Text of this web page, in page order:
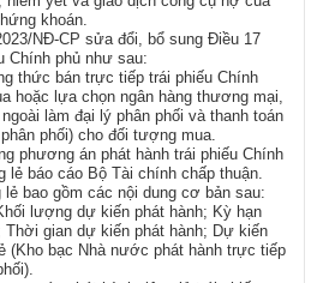
khoán.
NĐ-CP sửa đổi, bổ sung Điều 17
Chính phủ như sau:
thức bán trực tiếp trái phiếu Chính
hoặc lựa chọn ngân hàng thương mại,
làm đại lý phân phối và thanh toán
phối) cho đối tượng mua.
phương án phát hành trái phiếu Chính
lẻ báo cáo Bộ Tài chính chấp thuận.
bao gồm các nội dung cơ bản sau:
lượng dự kiến phát hành; Kỳ hạn
gian dự kiến phát hành; Dự kiến
(Kho bạc Nhà nước phát hành trực tiếp